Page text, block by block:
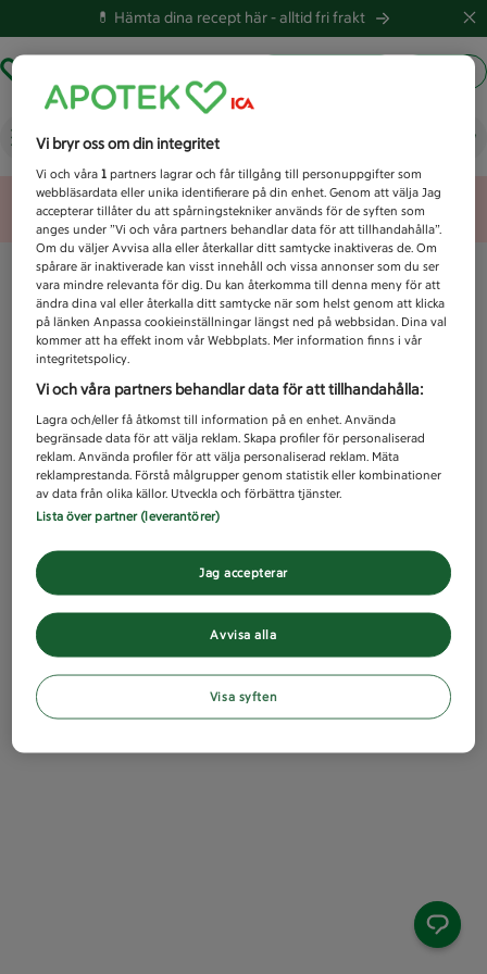
💊 Hämta dina recept här -alltid fri frakt
Vad letar du efter idag?
Unknown error
Vi bryr oss om din integritet
Vi och våra1 partners lagrar och får tillgång till personuppgifter som
webbläsardata eller unika identifierare på din enhet. Genom att välja Jag
accepterar tillåter du att spårningstekniker används för de syften som
anges under ”Vi och våra partners behandlar data för att tillhandahålla”.
Om du väljer Avvisa alla eller återkallar ditt samtycke inaktiveras de. Om
spårare är inaktiverade kan visst innehåll och vissa annonser som du ser
vara mindre relevanta för dig. Du kan återkomma till denna meny för att
ändra dina val eller återkalla ditt samtycke när som helst genom att klicka
på länken Anpassa cookieinställningar längst ned på webbsidan. Dina val
kommer att ha effekt inom vår Webbplats. Mer information finns i vår
integritetspolicy.
Vi och våra partners behandlar data för att tillhandahålla:
Lagra och/eller få åtkomst till information på en enhet. Använda
begränsade data för att välja reklam. Skapa profiler för personaliserad
reklam. Använda profiler för att välja personaliserad reklam. Mäta
reklamprestanda. Förstå målgrupper genom statistik eller kombinationer
av data från olika källor. Utveckla och förbättra tjänster.
Lista över partner (leverantörer)
Avvisa alla
Jag accepterar
Visa syften